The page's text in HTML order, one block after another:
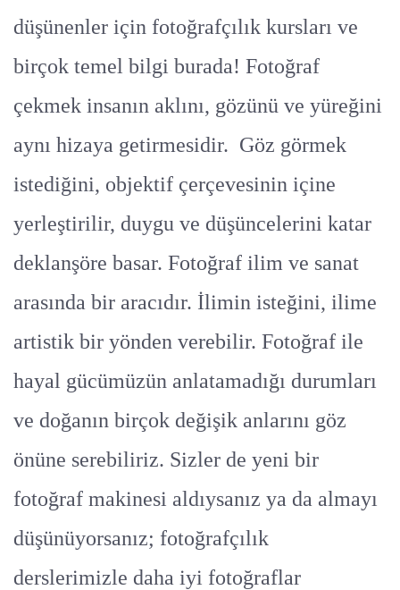
düşünenler için fotoğrafçılık kursları ve
birçok temel bilgi burada! Fotoğraf
çekmek insanın aklını, gözünü ve yüreğini
aynı hizaya getirmesidir. Göz görmek
istediğini, objektif çerçevesinin içine
yerleştirilir, duygu ve düşüncelerini katar
deklanşöre basar. Fotoğraf ilim ve sanat
arasında bir aracıdır. İlimin isteğini, ilime
artistik bir yönden verebilir. Fotoğraf ile
hayal gücümüzün anlatamadığı durumları
ve doğanın birçok değişik anlarını göz
önüne serebiliriz. Sizler de yeni bir
fotoğraf makinesi aldıysanız ya da almayı
düşünüyorsanız; fotoğrafçılık
derslerimizle daha iyi fotoğraflar